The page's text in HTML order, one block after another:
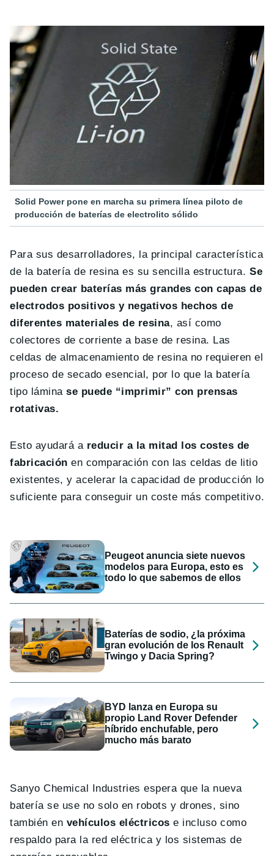
Solid Power pone en marcha su primera línea piloto de
producción de baterías de electrolito sólido
Para sus desarrolladores, la principal característica
de la batería de resina es su sencilla estructura.Se
pueden crear baterías más grandes con capas de
electrodos positivos y negativos hechos de
diferentes materiales de resina, así como
colectores de corriente a base de resina. Las
celdas de almacenamiento de resina no requieren el
proceso de secado esencial, por lo que la batería
tipo láminase puede “imprimir” con prensas
rotativas.
Esto ayudará a reducir a la mitad los costes de
fabricación en comparación con las celdas de litio
existentes, y acelerar la capacidad de producción lo
suficiente para conseguir un coste más competitivo.
Peugeot anuncia siete nuevos
modelos para Europa, esto es
todo lo que sabemos de ellos
Baterías de sodio, ¿la próxima
gran evolución de los Renault
Twingo y Dacia Spring?
BYD lanza en Europa su
propio Land Rover Defender
híbrido enchufable, pero
mucho más barato
Sanyo Chemical Industries espera que la nueva
batería se use no solo en robots y drones, sino
también en vehículos eléctricos e incluso como
respaldo para la red eléctrica y los sistemas de